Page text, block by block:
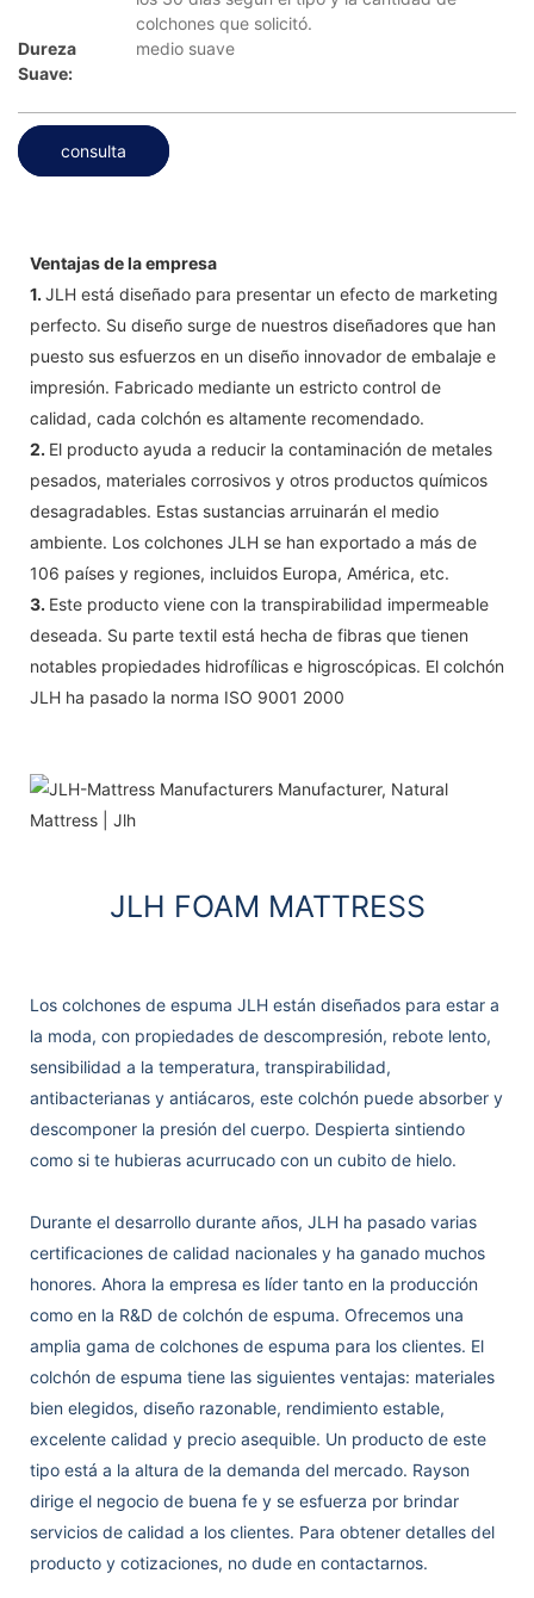
colchones que solicitó.
Dureza
Suave:
medio suave
consulta
Ventajas de la empresa
1. JLH está diseñado para presentar un efecto de marketing
perfecto. Su diseño surge de nuestros diseñadores que han
puesto sus esfuerzos en un diseño innovador de embalaje e
impresión. Fabricado mediante un estricto control de
calidad, cada colchón es altamente recomendado.
2. El producto ayuda a reducir la contaminación de metales
pesados, materiales corrosivos y otros productos químicos
desagradables. Estas sustancias arruinarán el medio
ambiente. Los colchones JLH se han exportado a más de
106 países y regiones, incluidos Europa, América, etc.
3. Este producto viene con la transpirabilidad impermeable
deseada. Su parte textil está hecha de fibras que tienen
notables propiedades hidrofílicas e higroscópicas. El colchón
JLH ha pasado la norma ISO 9001 2000
JLH FOAM MATTRESS
Los colchones de espuma JLH están diseñados para estar a
la moda, con propiedades de descompresión, rebote lento,
sensibilidad a la temperatura, transpirabilidad,
antibacterianas y antiácaros, este colchón puede absorber y
descomponer la presión del cuerpo. Despierta sintiendo
como si te hubieras acurrucado con un cubito de hielo.
Durante el desarrollo durante años, JLH ha pasado varias
certificaciones de calidad nacionales y ha ganado muchos
honores. Ahora la empresa es líder tanto en la producción
como en la R&D de colchón de espuma. Ofrecemos una
amplia gama de colchones de espuma para los clientes. El
colchón de espuma tiene las siguientes ventajas: materiales
bien elegidos, diseño razonable, rendimiento estable,
excelente calidad y precio asequible. Un producto de este
tipo está a la altura de la demanda del mercado. Rayson
dirige el negocio de buena fe y se esfuerza por brindar
servicios de calidad a los clientes. Para obtener detalles del
producto y cotizaciones, no dude en contactarnos.